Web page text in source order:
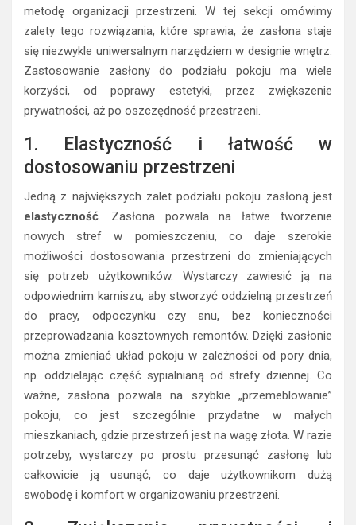
metodę organizacji przestrzeni. W tej sekcji omówimy
zalety tego rozwiązania, które sprawia, że zasłona staje
się niezwykle uniwersalnym narzędziem w designie wnętrz.
Zastosowanie zasłony do podziału pokoju ma wiele
korzyści, od poprawy estetyki, przez zwiększenie
prywatności, aż po oszczędność przestrzeni.
1. Elastyczność i łatwość w
dostosowaniu przestrzeni
Jedną z największych zalet podziału pokoju zasłoną jest
elastyczność. Zasłona pozwala na łatwe tworzenie
nowych stref w pomieszczeniu, co daje szerokie
możliwości dostosowania przestrzeni do zmieniających
się potrzeb użytkowników. Wystarczy zawiesić ją na
odpowiednim karniszu, aby stworzyć oddzielną przestrzeń
do pracy, odpoczynku czy snu, bez konieczności
przeprowadzania kosztownych remontów. Dzięki zasłonie
można zmieniać układ pokoju w zależności od pory dnia,
np. oddzielając część sypialnianą od strefy dziennej. Co
ważne, zasłona pozwala na szybkie „przemeblowanie”
pokoju, co jest szczególnie przydatne w małych
mieszkaniach, gdzie przestrzeń jest na wagę złota. W razie
potrzeby, wystarczy po prostu przesunąć zasłonę lub
całkowicie ją usunąć, co daje użytkownikom dużą
swobodę i komfort w organizowaniu przestrzeni.